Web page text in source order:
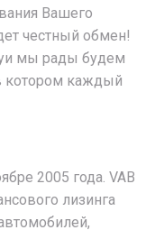
Вашего
честный обмен!
мы рады будем
котором каждый
2005 года. VAB
лизинга